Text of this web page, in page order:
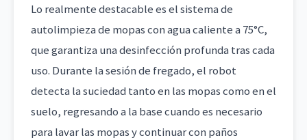
Lo realmente destacable es el sistema de
autolimpieza de mopas con agua caliente a 75°C,
que garantiza una desinfección profunda tras cada
uso. Durante la sesión de fregado, el robot
detecta la suciedad tanto en las mopas como en el
suelo, regresando a la base cuando es necesario
para lavar las mopas y continuar con paños